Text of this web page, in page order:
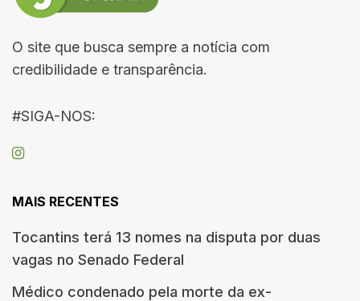
O site que busca sempre a notícia com
credibilidade e transparência.
#SIGA-NOS:
MAIS RECENTES
Tocantins terá 13 nomes na disputa por duas
vagas no Senado Federal
Médico condenado pela morte da ex-